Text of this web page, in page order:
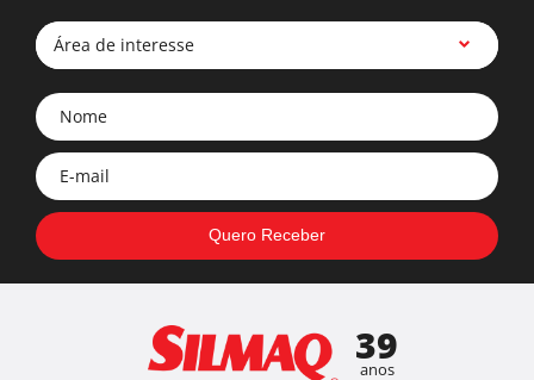
Área de interesse
39
anos